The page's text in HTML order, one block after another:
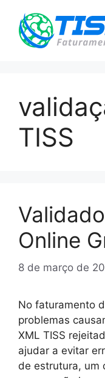
para
TISS
Online
8 de março de
No faturamento
problemas
XML TISS
ajudar a evitar
de estrutura, um